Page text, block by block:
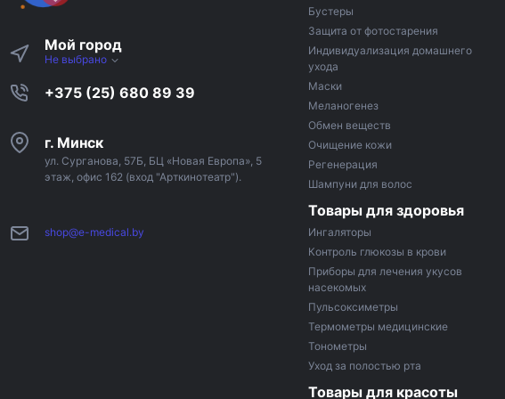
Мой город
Не выбрано
+375 (25) 680 89 39
г. Минск
ул. Сурганова, 57Б, БЦ «Новая Европа», 5
этаж, офис 162 (вход "Арткинотеатр").
shop@e-medical.by
Бустеры
Защита от фотостарения
Индивидуализация домашнего
ухода
Маски
Меланогенез
Обмен веществ
Очищение кожи
Регенерация
Шампуни для волос
Товары для здоровья
Ингаляторы
Контроль глюкозы в крови
Приборы для лечения укусов
насекомых
Пульсоксиметры
Термометры медицинские
Тонометры
Уход за полостью рта
Товары для красоты